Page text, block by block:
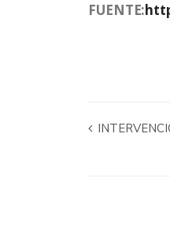
FUENTE: